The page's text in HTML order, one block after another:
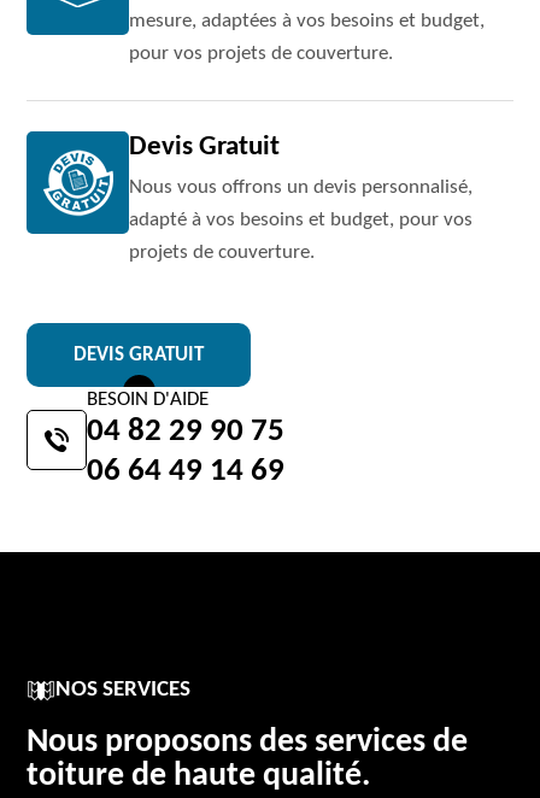
mesure, adaptées à vos besoins et budget,
pour vos projets de couverture.
Devis Gratuit
Nous vous offrons un devis personnalisé,
adapté à vos besoins et budget, pour vos
projets de couverture.
DEVIS GRATUIT
BESOIN D'AIDE
04 82 29 90 75
06 64 49 14 69
NOS SERVICES
Nous proposons des services de
toiture de haute qualité.